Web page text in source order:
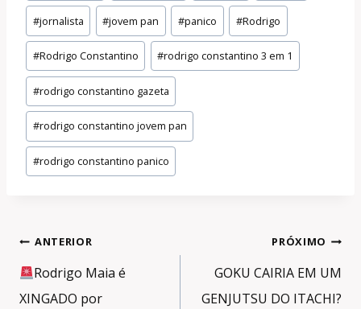
#jornalista #jovem pan #panico #Rodrigo
#Rodrigo Constantino #rodrigo constantino 3 em 1
#rodrigo constantino gazeta
#rodrigo constantino jovem pan
#rodrigo constantino panico
Navegação
de
Post
ANTERIOR
Rodrigo Maia é
XINGADO por
PRÓXIMO
GOKU CAIRIA EM UM
GENJUTSU DO ITACHI?